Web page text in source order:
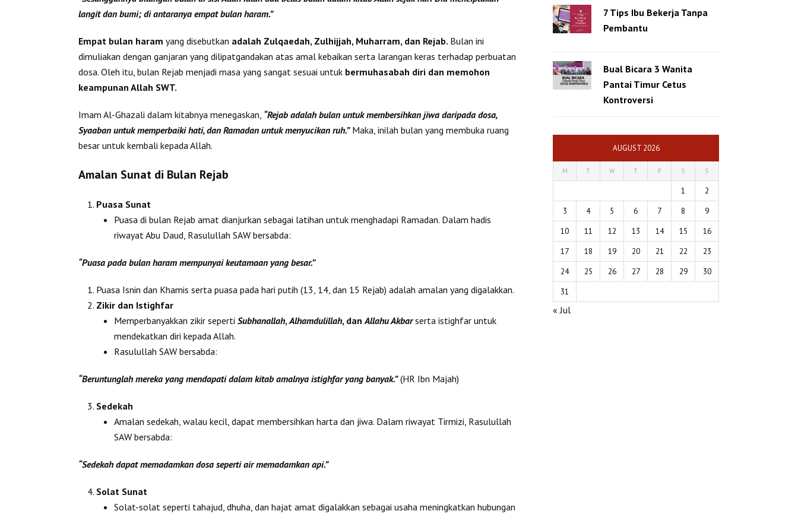
langit dan bumi; di antaranya empat bulan haram.”
Empat bulan haram yang disebutkan adalah Zulqaedah, Zulhijjah, Muharram, dan Rejab. Bulan ini
dimuliakan dengan ganjaran yang dilipatgandakan atas amal kebaikan serta larangan keras terhadap perbuatan
dosa. Oleh itu, bulan Rejab menjadi masa yang sangat sesuai untuk bermuhasabah diri dan memohon
keampunan Allah SWT.
Imam Al-Ghazali dalam kitabnya menegaskan, “Rejab adalah bulan untuk membersihkan jiwa daripada dosa,
Syaaban untuk memperbaiki hati, dan Ramadan untuk menyucikan ruh.” Maka, inilah bulan yang membuka ruang
besar untuk kembali kepada Allah.
Amalan Sunat di Bulan Rejab
Puasa Sunat
Puasa di bulan Rejab amat dianjurkan sebagai latihan untuk menghadapi Ramadan. Dalam hadis
riwayat Abu Daud, Rasulullah SAW bersabda:
“Puasa pada bulan haram mempunyai keutamaan yang besar.”
Puasa Isnin dan Khamis serta puasa pada hari putih (13, 14, dan 15 Rejab) adalah amalan yang digalakkan.
Zikir dan Istighfar
Memperbanyakkan zikir seperti Subhanallah,Alhamdulillah, danAllahu Akbarserta istighfar untuk
mendekatkan diri kepada Allah.
Rasulullah SAW bersabda:
“Beruntunglah mereka yang mendapati dalam kitab amalnya istighfar yang banyak.” (HR Ibn Majah)
Sedekah
Amalan sedekah, walau kecil, dapat membersihkan harta dan jiwa. Dalam riwayat Tirmizi, Rasulullah
SAW bersabda:
“Sedekah dapat memadamkan dosa seperti air memadamkan api.”
Solat Sunat
Solat-solat seperti tahajud, dhuha, dan hajat amat digalakkan sebagai usaha meningkatkan hubungan
7 Tips Ibu Bekerja Tanpa
Pembantu
Bual Bicara 3 Wanita
Pantai Timur Cetus
Kontroversi
AUGUST 2026
M T W T F S S
1
2
3
4 5 6 7 8
9
10
11 12 13 14 15
16
17
18 19 20 21 22
23
24
25 26 27 28 29
30
31
« Jul